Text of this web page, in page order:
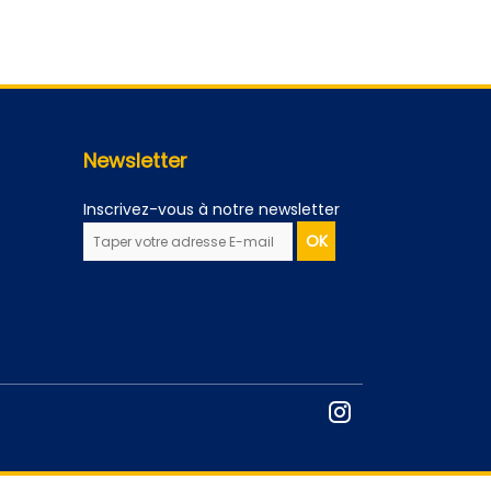
Newsletter
Inscrivez-vous à notre newsletter
OK